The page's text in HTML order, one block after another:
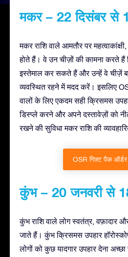
मकर – 22 दिसंबर से
मकर राशि वाले आमतौर पर
होते हैं। वे उन चीज़ों की कामना करते
इस्तेमाल कर सकते हैं और उन्हें वे चीज़ें
व्यवस्थित रहने में मदद करें। इसलिए
वालों के लिए एकदम सही क्रिसमस
डिस्प्ले करने और अपने दस्तावेज़ों को
रखने की सुविधा मकर राशि की
OSR गिफ़्ट पैक
कुंभ – 20 जनवरी से
कुंभ राशि वाले लोग स्वतंत्र, वफ़ादार
जाते हैं। कुंभ क्रिसमस उपहार
लोगों को कुछ यादगार उपहार देना